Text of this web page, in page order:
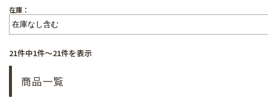
在庫：
21件中1件～21件を表示
商品一覧